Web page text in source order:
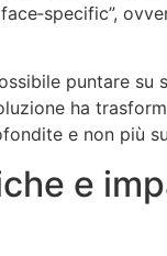
puntare su
ha
e non più
e